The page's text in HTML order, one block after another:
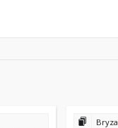
Bryza